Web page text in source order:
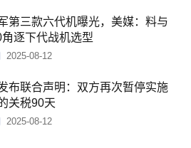
第三款六代机曝光，美媒：料与
逐下代战机选型
2025-08-12
布联合声明：双方再次暂停实施
关税90天
2025-08-12